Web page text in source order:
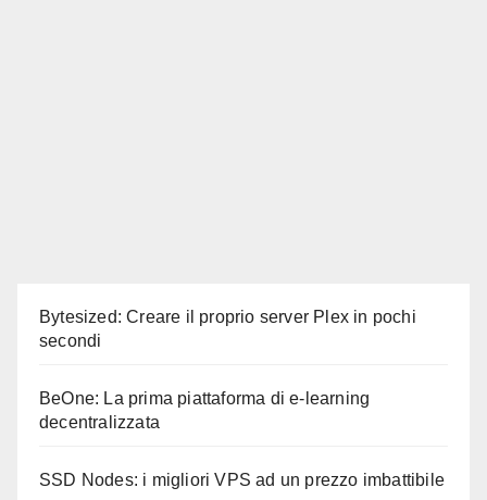
Bytesized: Creare il proprio server Plex in pochi
secondi
BeOne: La prima piattaforma di e-learning
decentralizzata
SSD Nodes: i migliori VPS ad un prezzo imbattibile